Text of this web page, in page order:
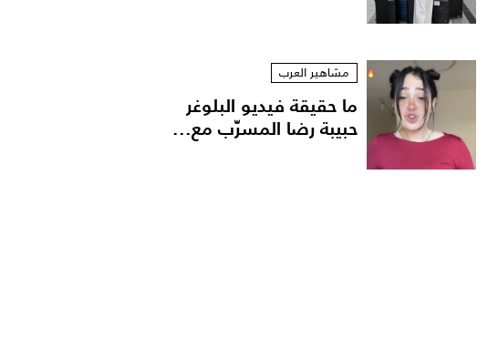
مشاهير العرب
ما حقيقة فيديو البلوغر
حبيبة رضا المسرّب مع...